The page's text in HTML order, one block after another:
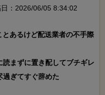
：2026/06/05 8:34:02
あるけど配送業者の不手際
まずに置き配してブチギレ
過ぎてすぐ辞めた